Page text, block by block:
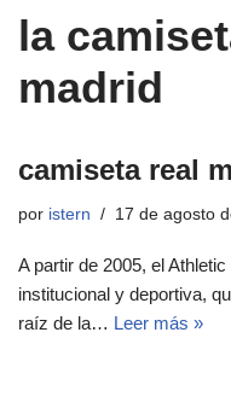
la
madrid
camiseta real
por istern 17 de agosto
A partir de 2005, el
institucional y deportiva,
raíz de la… Leer más »